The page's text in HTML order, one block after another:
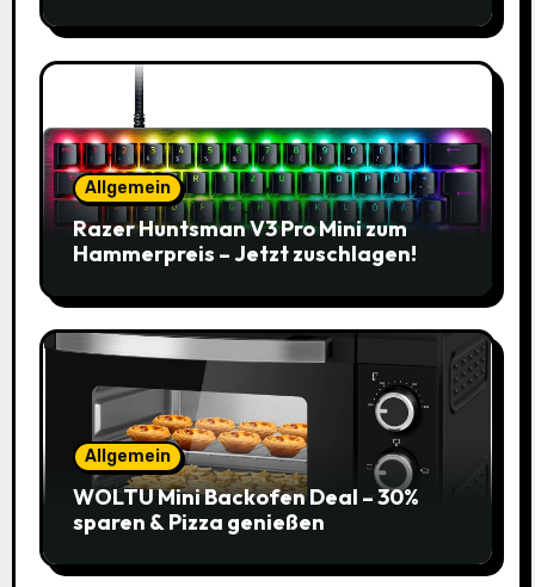
Allgemein
Razer Huntsman V3 Pro Mini zum
Hammerpreis – Jetzt zuschlagen!
Allgemein
WOLTU Mini Backofen Deal – 30%
sparen & Pizza genießen